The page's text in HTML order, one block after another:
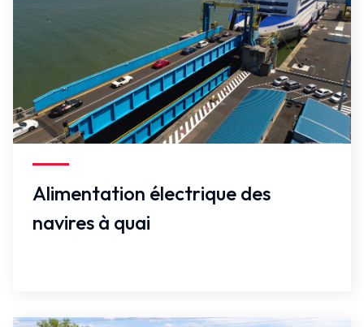
Alimentation électrique des
navires à quai
Vrai